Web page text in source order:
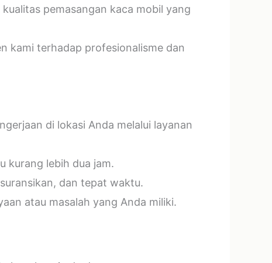
pemasangan kaca mobil yang
kami terhadap profesionalisme dan
di lokasi Anda melalui layanan
kurang lebih dua jam.
dan tepat waktu.
atau masalah yang Anda miliki.